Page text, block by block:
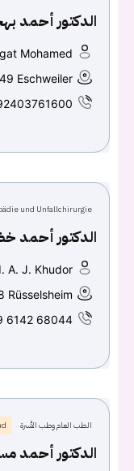
الدكتور أحمد
Mohamed
Eschweiler
und Unfallchirurgie
الدكتور أحمد
A. J. Khudor
Rüsselsheim
6142 68044
الطب العام وطب الأسرة
الدكتور أحمد